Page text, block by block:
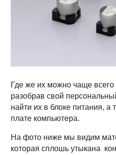
Где же их можно чаще
разобрав свой
найти их в блоке питания, а
плате компьютера.
На фото ниже мы видим
которая сплошь утыкана